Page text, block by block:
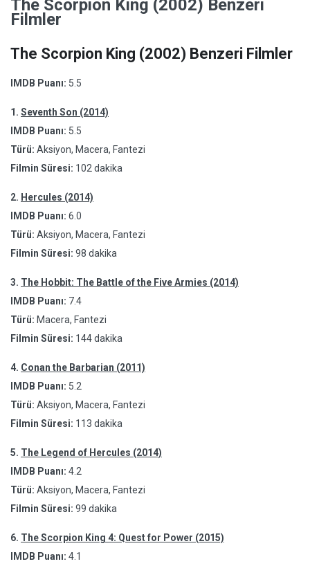
The Scorpion King (2002) Benzeri
Filmler
The Scorpion King (2002) Benzeri Filmler
IMDB Puanı: 5.5
1. Seventh Son (2014)
IMDB Puanı: 5.5
Türü: Aksiyon, Macera, Fantezi
Filmin Süresi: 102 dakika
2. Hercules (2014)
IMDB Puanı: 6.0
Türü: Aksiyon, Macera, Fantezi
Filmin Süresi: 98 dakika
3. The Hobbit: The Battle of the Five Armies (2014)
IMDB Puanı: 7.4
Türü: Macera, Fantezi
Filmin Süresi: 144 dakika
4. Conan the Barbarian (2011)
IMDB Puanı: 5.2
Türü: Aksiyon, Macera, Fantezi
Filmin Süresi: 113 dakika
5. The Legend of Hercules (2014)
IMDB Puanı: 4.2
Türü: Aksiyon, Macera, Fantezi
Filmin Süresi: 99 dakika
6. The Scorpion King 4: Quest for Power (2015)
IMDB Puanı: 4.1